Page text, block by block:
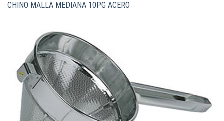
CHINO MALLA MEDIANA 10PG ACERO